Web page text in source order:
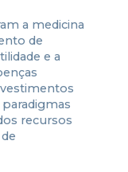
a medicina
de
e a
recursos